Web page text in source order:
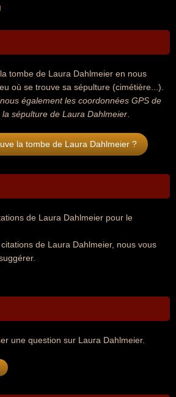
tombe de Laura Dahlmeier en nous
où se trouve sa sépulture (cimétière...).
également les coordonnées GPS de
sépulture de Laura Dahlmeier
la tombe de Laura Dahlmeier ?
de Laura Dahlmeier pour le
de Laura Dahlmeier, nous vous
une question sur Laura Dahlmeier.